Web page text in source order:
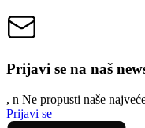
Prijavi se na naš
, n Ne propusti naše
Prijavi se